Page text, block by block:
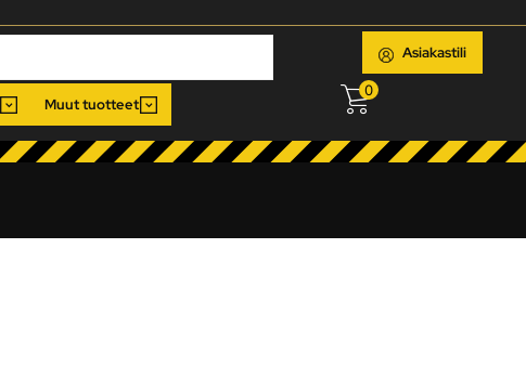
Muut tuotteet
Asiakastili
0